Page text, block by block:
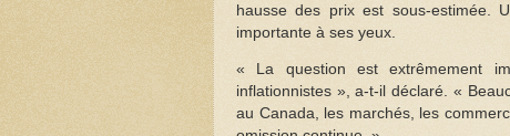
hausse des prix est sous-estimée.
importante à ses yeux.
« La question est extrêmement
inflationnistes », a-t-il déclaré. «
au Canada, les marchés, les